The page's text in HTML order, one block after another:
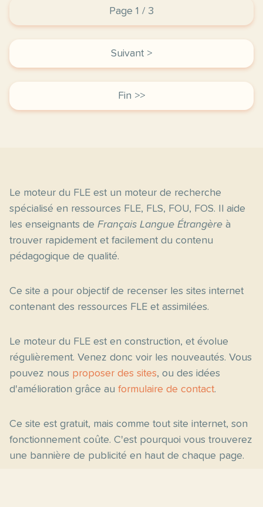
Page 1 / 3
Suivant >
Fin >>
Le moteur du FLE est un moteur de recherche
spécialisé en ressources FLE, FLS, FOU, FOS. Il aide
les enseignants de Français Langue Étrangère à
trouver rapidement et facilement du contenu
pédagogique de qualité.
Ce site a pour objectif de recenser les sites internet
contenant des ressources FLE et assimilées.
Le moteur du FLE est en construction, et évolue
régulièrement. Venez donc voir les nouveautés. Vous
pouvez nous proposer des sites, ou des idées
d'amélioration grâce au formulaire de contact.
Ce site est gratuit, mais comme tout site internet, son
fonctionnement coûte. C'est pourquoi vous trouverez
une bannière de publicité en haut de chaque page.